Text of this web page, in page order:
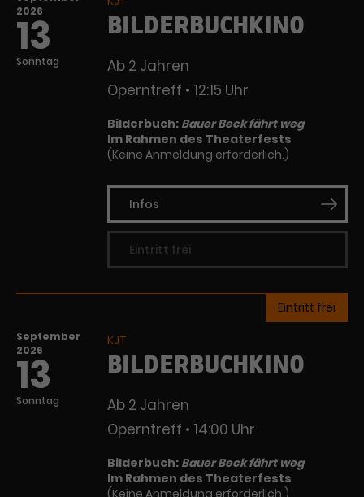
2026
13
Sonntag
BILDERBUCHKINO
Ab 2 Jahren
Operntreff
12:15 Uhr
Bilderbuch: Bauer Beck fährt weg
Im Rahmen des Theaterfests
(Keine Anmeldung erforderlich.)
Infos
Eintritt frei
September
2026
13
Sonntag
Eintritt frei
KJT
BILDERBUCHKINO
Ab 2 Jahren
Operntreff
14:00 Uhr
Bilderbuch: Bauer Beck fährt weg
Im Rahmen des Theaterfests
(Keine Anmeldung erforderlich.)